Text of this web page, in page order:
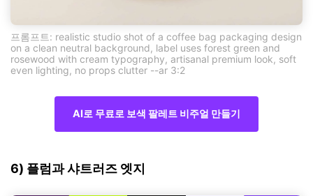
프롬프트: realistic studio shot of a coffee bag packaging design
on a clean neutral background, label uses forest green and
rosewood with cream typography, artisanal premium look, soft
even lighting, no props clutter --ar 3:2
AI로 무료로 보색 팔레트 비주얼 만들기
6) 플럼과 샤트러즈 엣지